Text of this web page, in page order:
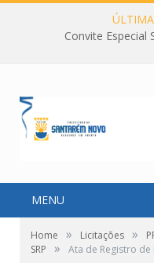
Convite Especial
MENU
Home » Licitações »
SRP
» Ata de Registro de